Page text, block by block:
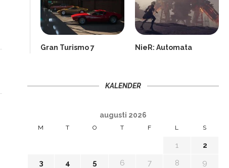
Gran Turismo 7 NieR: Automata
KALENDER
augusti 2026
M T O T F L S
1
2
3
4 5 6 7 8
9